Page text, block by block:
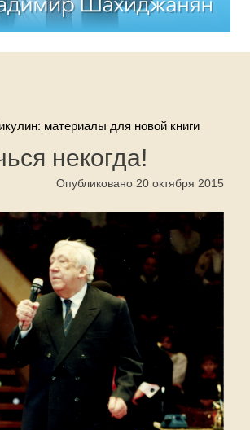
материалы для новой книги
некогда!
Опубликовано 20 октября 2015